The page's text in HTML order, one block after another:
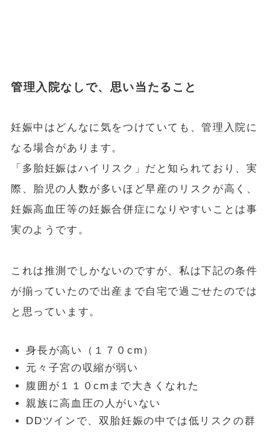
管理入院なしで、思い当たること
妊娠中はどんなに気をつけていても、管理入院に
なる場合があります。
「多胎妊娠はハイリスク」だと知られており、実
際、胎児の人数が多いほど早産のリスクが高く、
妊娠高血圧等の妊娠合併症になりやすいことは事
実のようです。
これは推測でしかないのですが、私は下記の条件
が揃っていたので出産まで自宅で過ごせたのでは
と思っています。
身長が高い（１７０cm）
元々子宮の収縮が弱い
腹囲が１１０cmまで大きくなれた
親族に高血圧の人がいない
DDツインで、双胎妊娠の中では低リスクの群